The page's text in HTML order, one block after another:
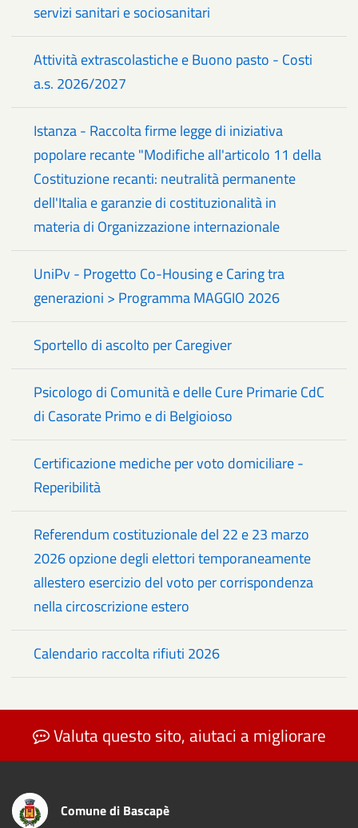
servizi sanitari e sociosanitari
Attività extrascolastiche e Buono pasto - Costi
a.s. 2026/2027
Istanza - Raccolta firme legge di iniziativa
popolare recante "Modifiche all'articolo 11 della
Costituzione recanti: neutralità permanente
dell'Italia e garanzie di costituzionalità in
materia di Organizzazione internazionale
UniPv - Progetto Co-Housing e Caring tra
generazioni > Programma MAGGIO 2026
Sportello di ascolto per Caregiver
Psicologo di Comunità e delle Cure Primarie CdC
di Casorate Primo e di Belgioioso
Certificazione mediche per voto domiciliare -
Reperibilità
Referendum costituzionale del 22 e 23 marzo
2026 opzione degli elettori temporaneamente
allestero esercizio del voto per corrispondenza
nella circoscrizione estero
Calendario raccolta rifiuti 2026
Valuta questo sito, aiutaci a migliorare
Comune di Bascapè